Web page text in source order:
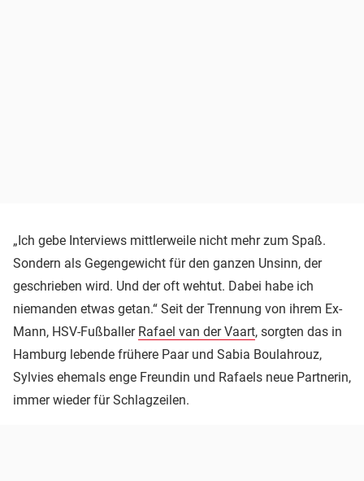
„Ich gebe Interviews mittlerweile nicht mehr zum Spaß.
Sondern als Gegengewicht für den ganzen Unsinn, der
geschrieben wird. Und der oft wehtut. Dabei habe ich
niemanden etwas getan.“ Seit der Trennung von ihrem Ex-
Mann, HSV-Fußballer Rafael van der Vaart, sorgten das in
Hamburg lebende frühere Paar und Sabia Boulahrouz,
Sylvies ehemals enge Freundin und Rafaels neue Partnerin,
immer wieder für Schlagzeilen.